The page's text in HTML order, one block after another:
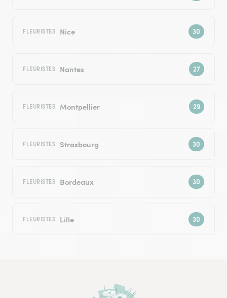
FLEURISTES Nice
FLEURISTES Nantes
FLEURISTES Montpellier
FLEURISTES Strasbourg
FLEURISTES Bordeaux
FLEURISTES Lille